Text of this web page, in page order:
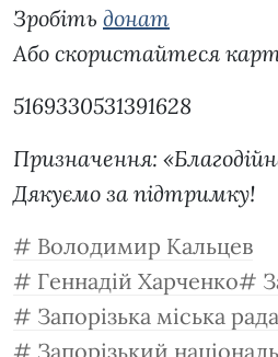
Зробіть донат
Або скористайтеся
5169330531391628
Призначення:
Дякуємо за підтримку!
Володимир Кальцев
Геннадій Харченко
Запорізька міська рада
Запорізький